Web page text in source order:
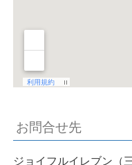
お問合せ先
ジョイフルイレブン（